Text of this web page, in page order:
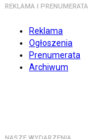
REKLAMA I PRENUMERATA
Reklama
Ogłoszenia
Prenumerata
Archiwum